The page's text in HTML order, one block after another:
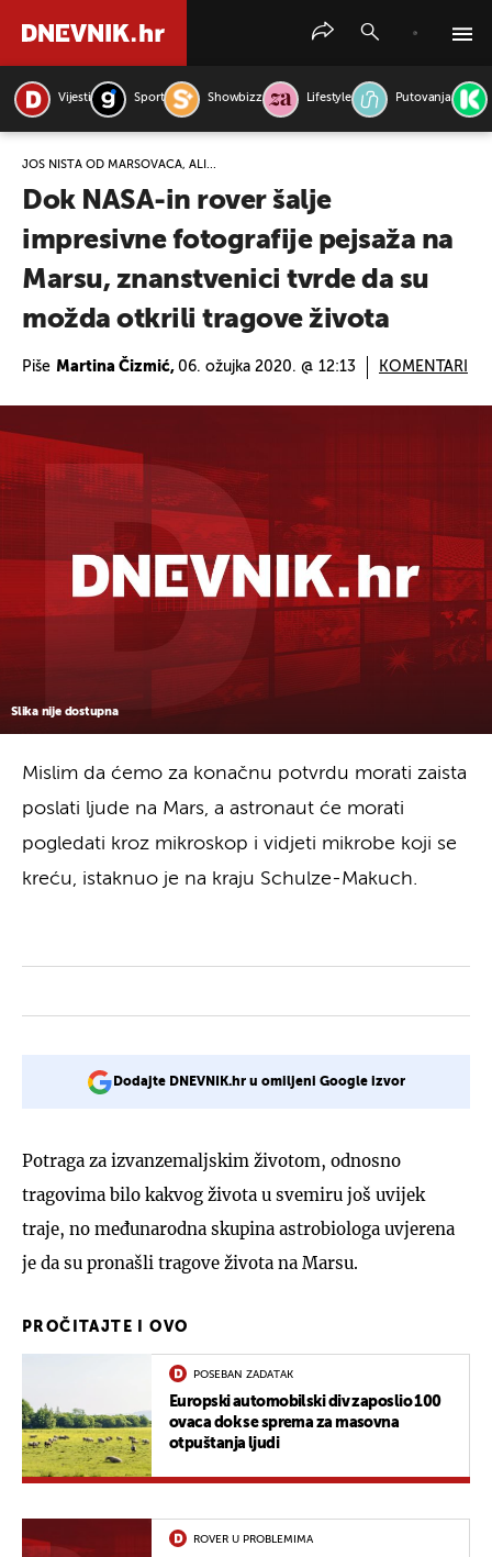
Vijesti Sport Showbizz Lifestyle Putovanja
JOŠ NIŠTA OD MARSOVACA, ALI...
Dok NASA-in rover šalje
impresivne fotografije pejsaža na
Marsu, znanstvenici tvrde da su
možda otkrili tragove života
Piše Martina Čizmić, 06. ožujka 2020. @ 12:13 KOMENTARI
Slika nije dostupna
Mislim da ćemo za konačnu potvrdu morati zaista
poslati ljude na Mars, a astronaut će morati
pogledati kroz mikroskop i vidjeti mikrobe koji se
kreću, istaknuo je na kraju Schulze-Makuch.
Dodajte DNEVNIK.hr u omiljeni Google izvor
Potraga za izvanzemaljskim životom, odnosno
tragovima bilo kakvog života u svemiru još uvijek
traje, no međunarodna skupina astrobiologa uvjerena
je da su pronašli tragove života na Marsu.
PROČITAJTE I OVO
POSEBAN ZADATAK
Europski automobilski div zaposlio 100
ovaca dok se sprema za masovna
otpuštanja ljudi
ROVER U PROBLEMIMA
PRETRAŽITE VIJESTI